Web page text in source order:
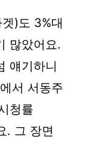
)도 3%대
많았어요.
얘기하니
서 서동주
청률
. 그 장면